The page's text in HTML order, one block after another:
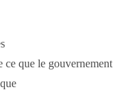
ce que le gouvernement